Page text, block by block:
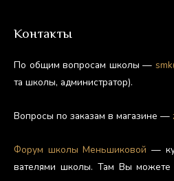
тран­сфор­ма­ции се­бя
жет стать толь­ко тот, у ко­го есть
Контакты
По об­щим воп­ро­сам шко­лы —
та шко­лы, ад­ми­нис­тра­тор).